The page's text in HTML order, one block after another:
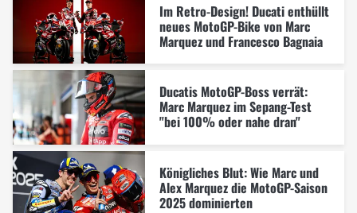
Im Retro-Design! Ducati enthüllt
neues MotoGP-Bike von Marc
Marquez und Francesco Bagnaia
Ducatis MotoGP-Boss verrät:
Marc Marquez im Sepang-Test
"bei 100% oder nahe dran"
Königliches Blut: Wie Marc und
Alex Marquez die MotoGP-Saison
2025 dominierten